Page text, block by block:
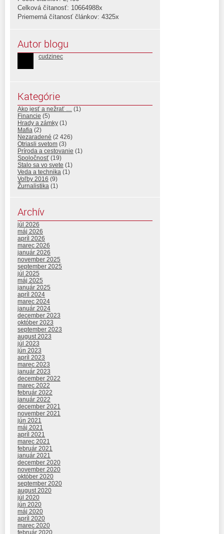
Celková čítanosť: 10664988x
Priemerná čítanosť článkov: 4325x
Autor blogu
cudzinec
Kategórie
Ako jesť a nežrať … (1)
Financie (5)
Hrady a zámky (1)
Mafia (2)
Nezaradené (2 426)
Otriasli svetom (3)
Príroda a cestovanie (1)
Spoločnosť (19)
Stalo sa vo svete (1)
Veda a technika (1)
Voľby 2016 (9)
Žurnalistika (1)
Archív
júl 2026
máj 2026
apríl 2026
marec 2026
január 2026
november 2025
september 2025
júl 2025
máj 2025
január 2025
apríl 2024
marec 2024
január 2024
december 2023
október 2023
september 2023
august 2023
júl 2023
jún 2023
apríl 2023
marec 2023
január 2023
december 2022
marec 2022
február 2022
január 2022
december 2021
november 2021
jún 2021
máj 2021
apríl 2021
marec 2021
február 2021
január 2021
december 2020
november 2020
október 2020
september 2020
august 2020
júl 2020
jún 2020
máj 2020
apríl 2020
marec 2020